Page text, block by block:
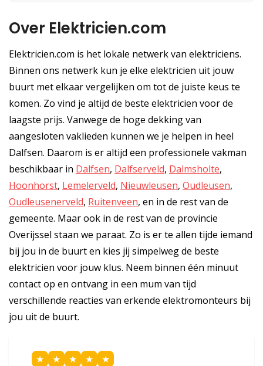
Over Elektricien.com
Elektricien.com is het lokale netwerk van elektriciens.
Binnen ons netwerk kun je elke elektricien uit jouw
buurt met elkaar vergelijken om tot de juiste keus te
komen. Zo vind je altijd de beste elektricien voor de
laagste prijs. Vanwege de hoge dekking van
aangesloten vaklieden kunnen we je helpen in heel
Dalfsen. Daarom is er altijd een professionele vakman
beschikbaar in Dalfsen, Dalfserveld, Dalmsholte,
Hoonhorst, Lemelerveld, Nieuwleusen, Oudleusen,
Oudleusenerveld, Ruitenveen, en in de rest van de
gemeente. Maar ook in de rest van de provincie
Overijssel staan we paraat. Zo is er te allen tijde iemand
bij jou in de buurt en kies jij simpelweg de beste
elektricien voor jouw klus. Neem binnen één minuut
contact op en ontvang in een mum van tijd
verschillende reacties van erkende elektromonteurs bij
jou uit de buurt.
★ ★ ★ ★ ★